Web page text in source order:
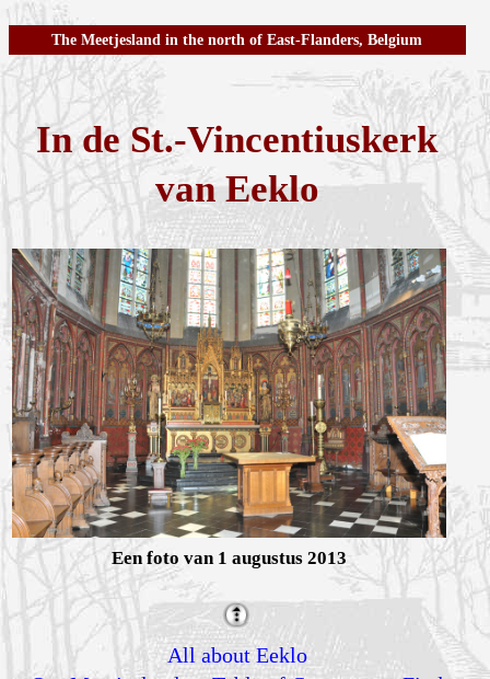
The Meetjesland in the north of East-Flanders, Belgium
In de St.-Vincentiuskerk
van Eeklo
Een foto van 1 augustus 2013
All about Eeklo